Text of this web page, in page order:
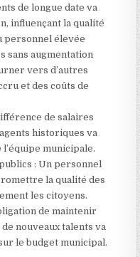
de longue date va
influençant la qualité
personnel élevée
sans augmentation
vers d’autres
et des coûts de
de salaires
historiques va
municipale.
: Un personnel
la qualité des
les citoyens.
de maintenir
nouveaux talents va
le budget municipal.